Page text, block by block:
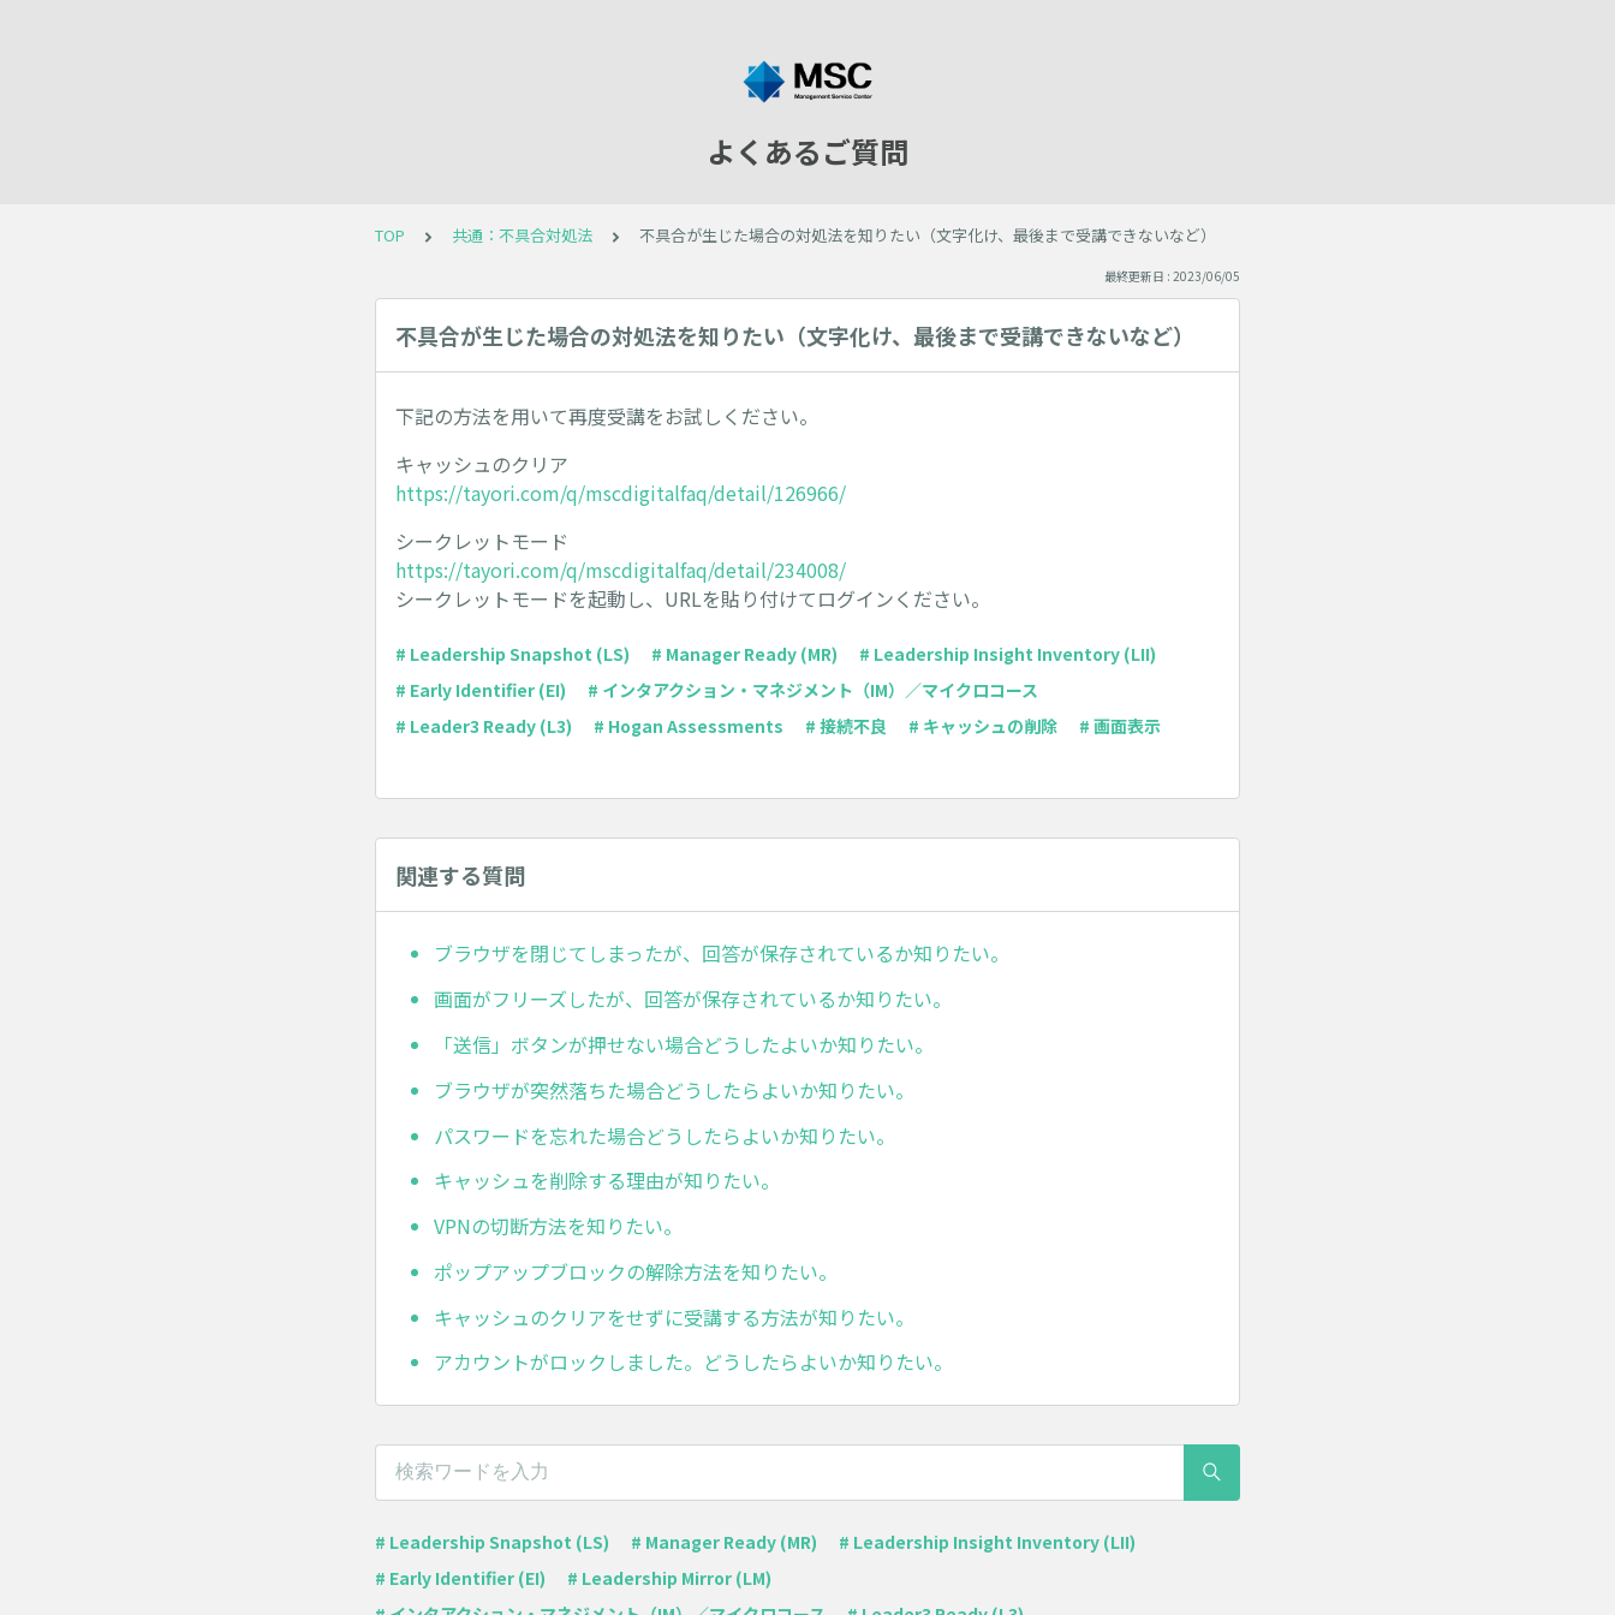
よくあるご質問
TOP 共通：不具合対処法 不具合が生じた場合の対処法を知りたい（文字化け、最後まで受講できないなど）
最終更新日 : 2023/06/05
不具合が生じた場合の対処法を知りたい（文字化け、最後まで受講できないなど）
下記の方法を用いて再度受講をお試しください。
キャッシュのクリア
https://tayori.com/q/mscdigitalfaq/detail/126966/
シークレットモード
https://tayori.com/q/mscdigitalfaq/detail/234008/
シークレットモードを起動し、URLを貼り付けてログインください。
# Leadership Snapshot (LS) # Manager Ready (MR)
# Leadership Insight Inventory (LII)
# Early Identifier (EI)
# インタアクション・マネジメント（IM）／マイクロコース
# Leader3 Ready (L3)
# Hogan Assessments # 接続不良 # キャッシュの削除 # 画面表示
関連する質問
ブラウザを閉じてしまったが、回答が保存されているか知りたい。
画面がフリーズしたが、回答が保存されているか知りたい。
「送信」ボタンが押せない場合どうしたよいか知りたい。
ブラウザが突然落ちた場合どうしたらよいか知りたい。
パスワードを忘れた場合どうしたらよいか知りたい。
キャッシュを削除する理由が知りたい。
VPNの切断方法を知りたい。
ポップアップブロックの解除方法を知りたい。
キャッシュのクリアをせずに受講する方法が知りたい。
アカウントがロックしました。どうしたらよいか知りたい。
# Leadership Snapshot (LS) # Manager Ready (MR)
# Leadership Insight Inventory (LII)
# Early Identifier (EI)
# Leadership Mirror (LM)